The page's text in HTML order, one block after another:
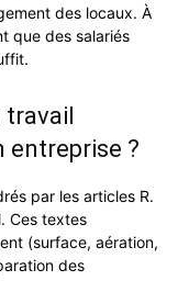
des locaux. À
que des salariés
travail
entreprise ?
par les articles R.
Ces textes
(surface, aération,
des